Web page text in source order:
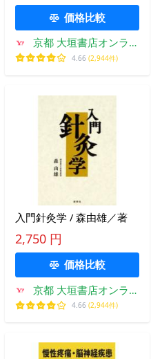
価格比較
京都 大垣書店オンライ
ン
4.66 (2,944件)
入門針灸学 / 森由雄／著
2,750 円
価格比較
京都 大垣書店オンライ
ン
4.66 (2,944件)